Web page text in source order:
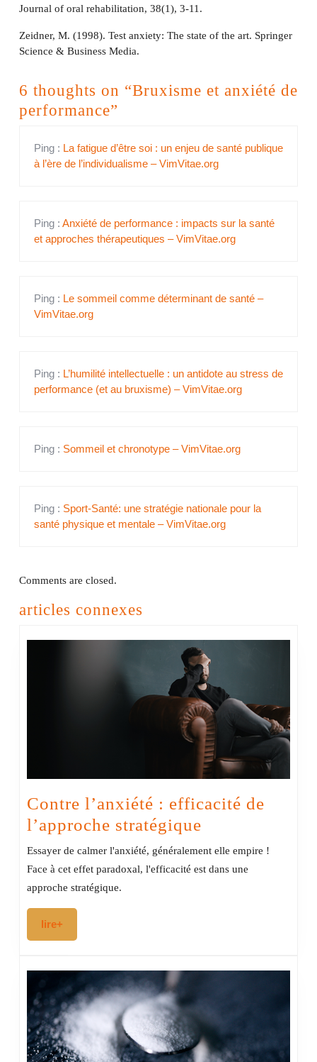
Journal of oral rehabilitation, 38(1), 3-11.
Zeidner, M. (1998). Test anxiety: The state of the art. Springer
Science & Business Media.
6 thoughts on “Bruxisme et anxiété de
performance”
Ping : La fatigue d’être soi : un enjeu de santé publique
à l’ère de l’individualisme – VimVitae.org
Ping : Anxiété de performance : impacts sur la santé
et approches thérapeutiques – VimVitae.org
Ping : Le sommeil comme déterminant de santé –
VimVitae.org
Ping : L’humilité intellectuelle : un antidote au stress de
performance (et au bruxisme) – VimVitae.org
Ping : Sommeil et chronotype – VimVitae.org
Ping : Sport-Santé: une stratégie nationale pour la
santé physique et mentale – VimVitae.org
Comments are closed.
articles connexes
Contre l’anxiété : efficacité de
l’approche stratégique
l’anxiété
:
Essayer de calmer l'anxiété, généralement elle empire !
Face à cet effet paradoxal, l'efficacité est dans une
approche stratégique.
lire+